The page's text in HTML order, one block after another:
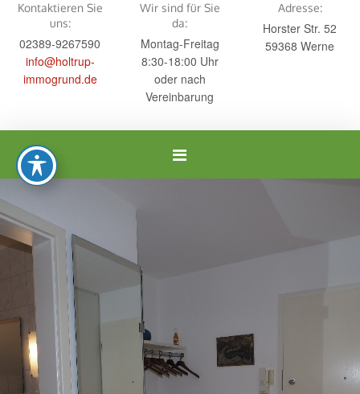
Kontaktieren Sie
uns:
02389-9267590
info@holtrup-
immogrund.de
Wir sind für Sie
da:
Montag-Freitag
8:30-18:00 Uhr
oder nach
Vereinbarung
Adresse:
Horster Str. 52
59368 Werne
Navigation